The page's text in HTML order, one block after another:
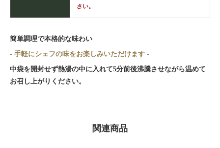
さい。
簡単調理で本格的な味わい
- 手軽にシェフの味をお楽しみいただけます -
中袋を開封せず熱湯の中に入れて5分前後沸騰させながら温めて
お召し上がりください。
関連商品